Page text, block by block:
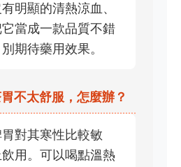
明顯的清熱涼血、
當成一款品質不錯
期待藥用效果。
不太舒服，怎麼辦？
對其寒性比較敏
用。可以喝點溫熱